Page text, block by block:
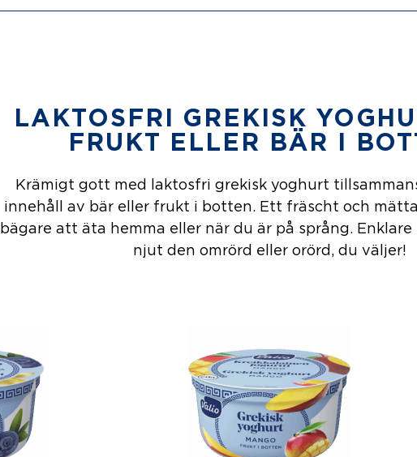
LAKTOSFRI GREKISK
FRUKT ELLER BÄR I
Krämigt gott med laktosfri grekisk yoghurt
innehåll av bär eller frukt i botten. Ett fräscht och
bägare att äta hemma eller när du är på språng.
njut den omrörd eller orörd, du väljer!